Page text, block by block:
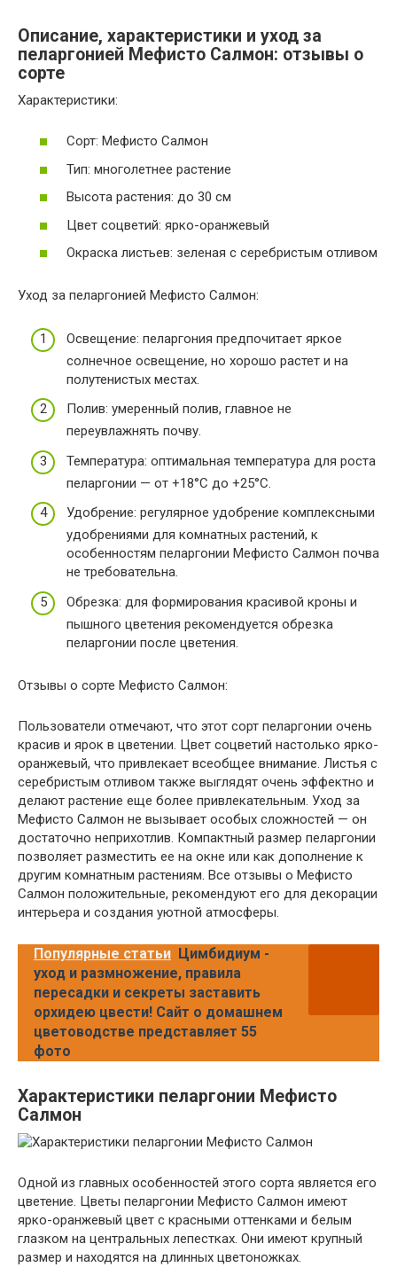
Описание, характеристики и уход за
пеларгонией Мефисто Салмон: отзывы о
сорте
Характеристики:
Сорт: Мефисто Салмон
Тип: многолетнее растение
Высота растения: до 30 см
Цвет соцветий: ярко-оранжевый
Окраска листьев: зеленая с серебристым отливом
Уход за пеларгонией Мефисто Салмон:
Освещение: пеларгония предпочитает яркое
солнечное освещение, но хорошо растет и на
полутенистых местах.
Полив: умеренный полив, главное не
переувлажнять почву.
Температура: оптимальная температура для роста
пеларгонии — от +18°C до +25°C.
Удобрение: регулярное удобрение комплексными
удобрениями для комнатных растений, к
особенностям пеларгонии Мефисто Салмон почва
не требовательна.
Обрезка: для формирования красивой кроны и
пышного цветения рекомендуется обрезка
пеларгонии после цветения.
Отзывы о сорте Мефисто Салмон:
Пользователи отмечают, что этот сорт пеларгонии очень
красив и ярок в цветении. Цвет соцветий настолько ярко-
оранжевый, что привлекает всеобщее внимание. Листья с
серебристым отливом также выглядят очень эффектно и
делают растение еще более привлекательным. Уход за
Мефисто Салмон не вызывает особых сложностей — он
достаточно неприхотлив. Компактный размер пеларгонии
позволяет разместить ее на окне или как дополнение к
другим комнатным растениям. Все отзывы о Мефисто
Салмон положительные, рекомендуют его для декорации
интерьера и создания уютной атмосферы.
Популярные статьи Цимбидиум -
уход и размножение, правила
пересадки и секреты заставить
орхидею цвести! Сайт о домашнем
цветоводстве представляет 55
фото
Характеристики пеларгонии Мефисто
Салмон
Одной из главных особенностей этого сорта является его
цветение. Цветы пеларгонии Мефисто Салмон имеют
ярко-оранжевый цвет с красными оттенками и белым
глазком на центральных лепестках. Они имеют крупный
размер и находятся на длинных цветоножках.